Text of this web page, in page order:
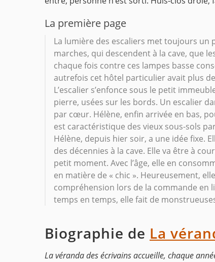
La première page
La lumière des escaliers met toujours un
marches, qui descendent à la cave, que
chaque fois contre ces lampes basse
autrefois cet hôtel particulier avait plus
L’escalier s’enfonce sous le petit
pierre, usées sur les bords. Un escalier
par cœur. Hélène, enfin arrivée en bas,
est caractéristique des vieux sous-sols
Hélène, depuis hier soir, a une idée fixe.
des décennies à la cave. Elle va être à
petit moment. Avec l’âge, elle en
en matière de « chic ». Heureusement,
compréhension lors de la commande en
temps en temps, elle fait de
Biographie de La
La véranda des écrivains accueille, chaque